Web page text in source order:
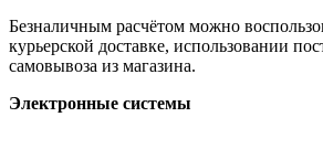
Безналичным расчётом можно
курьерской доставке, использовании
самовывоза из магазина.
Электронные системы